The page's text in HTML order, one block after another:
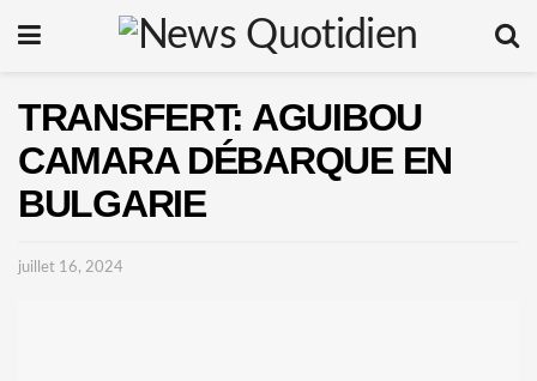
TRANSFERT: AGUIBOU
CAMARA DÉBARQUE EN
BULGARIE
juillet 16, 2024